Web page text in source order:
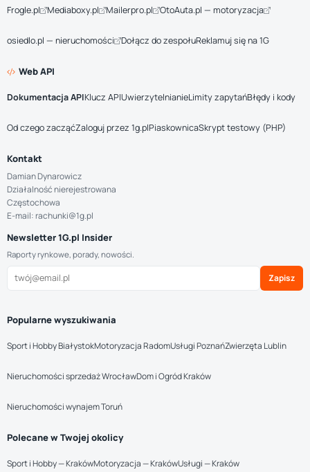
Frogle.pl Mediaboxy.pl Mailerpro.pl OtoAuta.pl — motoryzacja
osiedlo.pl — nieruchomości Dołącz do zespołuReklamuj się na 1G
Web API
Dokumentacja APIKlucz APIUwierzytelnianieLimity zapytańBłędy i kody
Od czego zacząćZaloguj przez 1g.plPiaskownicaSkrypt testowy (PHP)
Kontakt
Damian Dynarowicz
Działalność nierejestrowana
Częstochowa
E-mail: rachunki@1g.pl
Newsletter 1G.pl Insider
Raporty rynkowe, porady, nowości.
Zapisz
Popularne wyszukiwania
Sport i Hobby BiałystokMotoryzacja RadomUsługi PoznańZwierzęta Lublin
Nieruchomości sprzedaż WrocławDom i Ogród Kraków
Nieruchomości wynajem Toruń
Polecane w Twojej okolicy
Sport i Hobby — KrakówMotoryzacja — KrakówUsługi — Kraków